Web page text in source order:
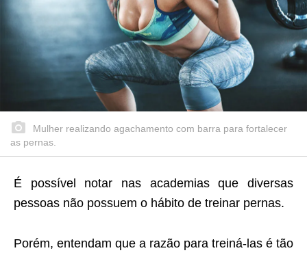
Mulher realizando agachamento com barra para fortalecer
as pernas.
É possível notar nas academias que diversas
pessoas não possuem o hábito de treinar pernas.
Porém, entendam que a razão para treiná-las é tão